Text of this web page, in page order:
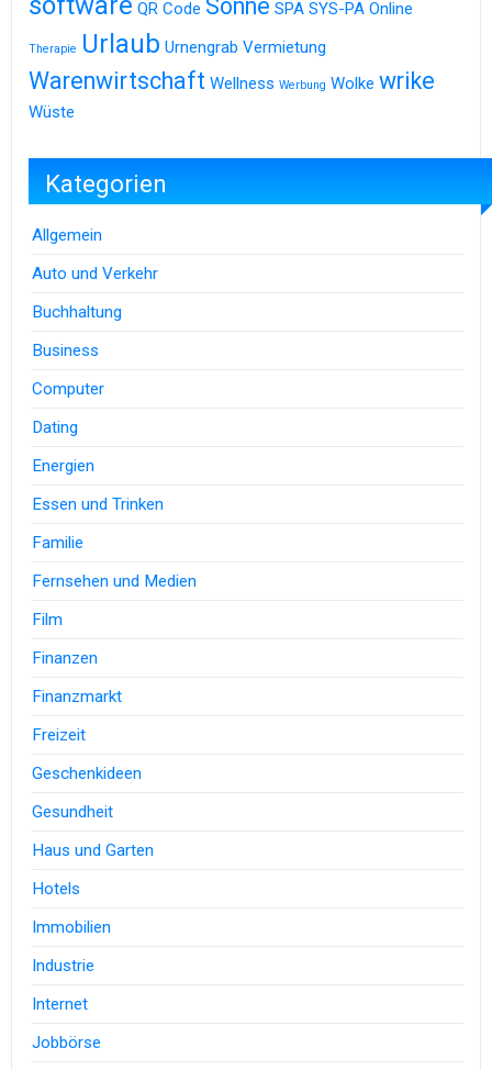
QR Code Sonne SPA SYS-PA Online
Therapie Urlaub Urnengrab Vermietung
Warenwirtschaft Wellness Werbung Wolke wrike
Wüste
Kategorien
Allgemein
Auto und Verkehr
Buchhaltung
Business
Computer
Dating
Energien
Essen und Trinken
Familie
Fernsehen und Medien
Film
Finanzen
Finanzmarkt
Freizeit
Geschenkideen
Gesundheit
Haus und Garten
Hotels
Immobilien
Industrie
Internet
Jobbörse